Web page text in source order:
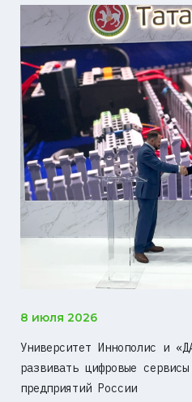
8 июля 2026
Университет Иннополис и
развивать цифровые
предприятий России